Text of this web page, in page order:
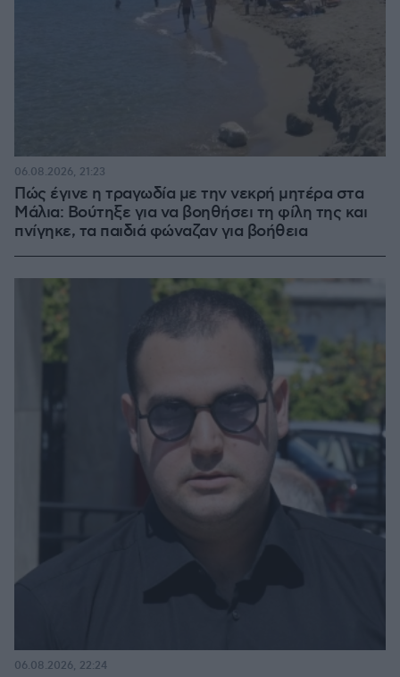
Πώς έγινε η τραγωδία με την νεκρή μητέρα στα
Μάλια: Βούτηξε για να βοηθήσει τη φίλη της και
πνίγηκε, τα παιδιά φώναζαν για βοήθεια
06.08.2026, 21:23
06.08.2026, 22:24